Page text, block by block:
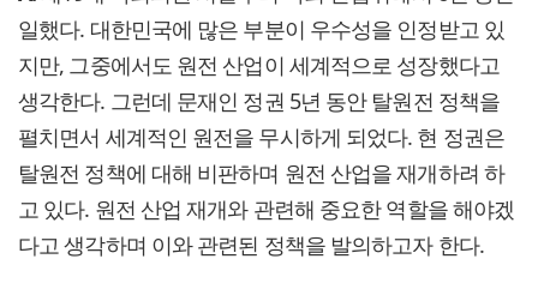
일했다. 대한민국에 많은 부분이 우수성을 인정받고 있
지만, 그중에서도 원전 산업이 세계적으로 성장했다고
생각한다. 그런데 문재인 정권 5년 동안 탈원전 정책을
펼치면서 세계적인 원전을 무시하게 되었다. 현 정권은
탈원전 정책에 대해 비판하며 원전 산업을 재개하려 하
고 있다. 원전 산업 재개와 관련해 중요한 역할을 해야겠
다고 생각하며 이와 관련된 정책을 발의하고자 한다.